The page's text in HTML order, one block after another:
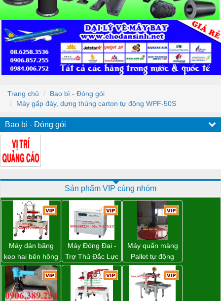
Trang chủ
Bao bì - Đóng gói
Máy gấp đáy, dựng thùng carton tự động WPF-50S
Bao bì - Đóng gói
Sản phẩm VIP cùng nhóm
Máy dán băng
keo hai bên hông
thùng carton
WP-5050SA giá
rẻ Miền Nam
Máy Đóng Đai -
Trợ Thủ Đắc Lực
Cho Mọi Doanh
Nghiệp Trong
Khâu Đóng Gói
Máy quấn màng
Pallet tự động
WP-55 xuất xứ
Đài Loan